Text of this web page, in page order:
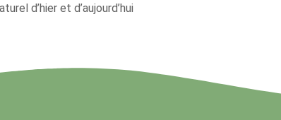
d’hier et d’aujourd’hui